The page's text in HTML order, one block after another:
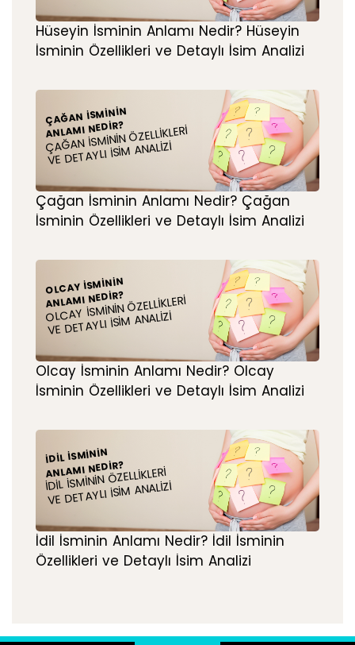
Hüseyin İsminin Anlamı Nedir? Hüseyin
İsminin Özellikleri ve Detaylı İsim Analizi
ÇAĞAN İSMININ
ANLAMI NEDIR?
ÇAĞAN İSMININ ÖZELLIKLERI
VE DETAYLI İSIM ANALIZI
Çağan İsminin Anlamı Nedir? Çağan
İsminin Özellikleri ve Detaylı İsim Analizi
OLCAY İSMININ
ANLAMI NEDIR?
OLCAY İSMININ ÖZELLIKLERI
VE DETAYLI İSIM ANALIZI
Olcay İsminin Anlamı Nedir? Olcay
İsminin Özellikleri ve Detaylı İsim Analizi
İDIL İSMININ
ANLAMI NEDIR?
İDIL İSMININ ÖZELLIKLERI
VE DETAYLI İSIM ANALIZI
İdil İsminin Anlamı Nedir? İdil İsminin
Özellikleri ve Detaylı İsim Analizi